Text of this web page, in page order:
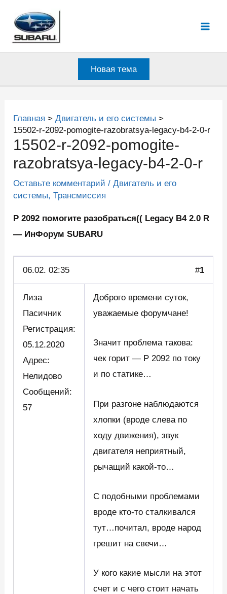
содержимому
Новая тема
Главная
Двигатель и его системы
15502-r-2092-pomogite-razobratsya-legacy-b4-2-0-r
15502-r-2092-pomogite-
razobratsya-legacy-b4-2-0-r
Оставьте комментарий /Двигатель и его
системы,Трансмиссия
Р 2092 помогите разобраться(( Legacy B4 2.0 R
— ИнФорум SUBARU
06.02. 02:35 #1
Лиза
Пасичник
Регистрация:
05.12.2020
Адрес:
Нелидово
Сообщений:
57
Доброго времени суток,
уважаемые форумчане!
Значит проблема такова:
чек горит — Р 2092 по току
и по статике…
При разгоне наблюдаются
хлопки (вроде слева по
ходу движения), звук
двигателя неприятный,
рычащий какой-то…
С подобными проблемами
вроде кто-то сталкивался
тут…почитал, вроде народ
грешит на свечи…
У кого какие мысли на этот
счет и с чего стоит начать